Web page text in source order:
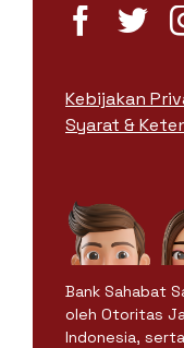
Kebijakan
Syarat &
Bank Sahabat
oleh Otoritas
Indonesia,